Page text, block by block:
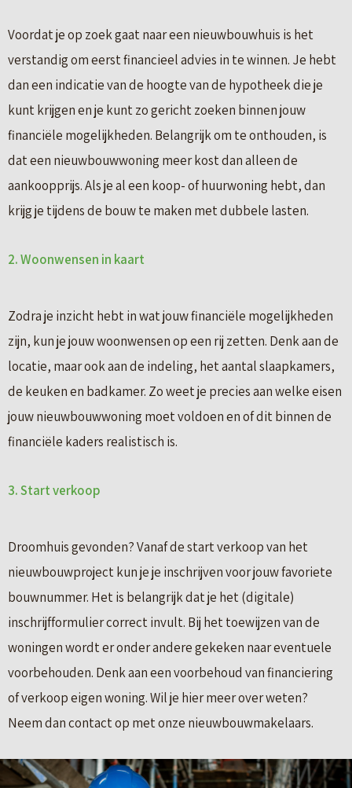
Voordat je op zoek gaat naar een nieuwbouwhuis is het
verstandig om eerst financieel advies in te winnen. Je hebt
dan een indicatie van de hoogte van de hypotheek die je
kunt krijgen en je kunt zo gericht zoeken binnen jouw
financiële mogelijkheden. Belangrijk om te onthouden, is
dat een nieuwbouwwoning meer kost dan alleen de
aankoopprijs. Als je al een koop- of huurwoning hebt, dan
krijg je tijdens de bouw te maken met dubbele lasten.
2. Woonwensen in kaart
Zodra je inzicht hebt in wat jouw financiële mogelijkheden
zijn, kun je jouw woonwensen op een rij zetten. Denk aan de
locatie, maar ook aan de indeling, het aantal slaapkamers,
de keuken en badkamer. Zo weet je precies aan welke eisen
jouw nieuwbouwwoning moet voldoen en of dit binnen de
financiële kaders realistisch is.
3. Start verkoop
Droomhuis gevonden? Vanaf de start verkoop van het
nieuwbouwproject kun je je inschrijven voor jouw favoriete
bouwnummer. Het is belangrijk dat je het (digitale)
inschrijfformulier correct invult. Bij het toewijzen van de
woningen wordt er onder andere gekeken naar eventuele
voorbehouden. Denk aan een voorbehoud van financiering
of verkoop eigen woning. Wil je hier meer over weten?
Neem dan contact op met onze nieuwbouwmakelaars.